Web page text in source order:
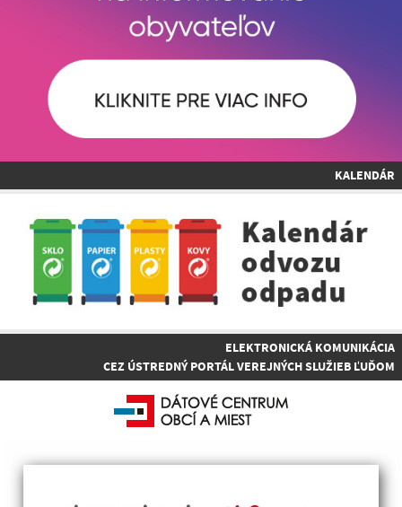
KALENDÁR
ELEKTRONICKÁ KOMUNIKÁCIA
CEZ ÚSTREDNÝ PORTÁL VEREJNÝCH SLUŽIEB ĽUĎOM